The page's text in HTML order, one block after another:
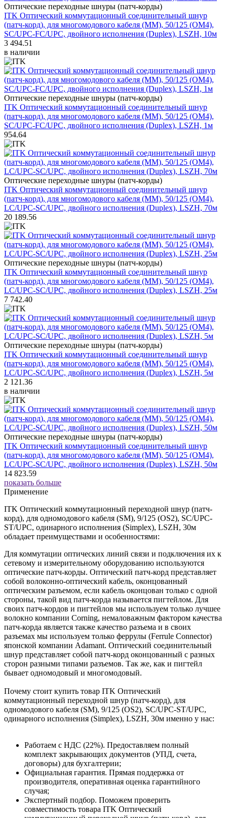
Оптические переходные шнуры (патч-корды)
ITK Оптический коммутационный соединительный шнур
(патч-корд), для многомодового кабеля (MM), 50/125 (OM4),
SC/UPC-FC/UPC, двойного исполнения (Duplex), LSZH, 10м
3 494.51
в наличии
Оптические переходные шнуры (патч-корды)
ITK Оптический коммутационный соединительный шнур
(патч-корд), для многомодового кабеля (MM), 50/125 (OM4),
SC/UPC-FC/UPC, двойного исполнения (Duplex), LSZH, 1м
954.64
Оптические переходные шнуры (патч-корды)
ITK Оптический коммутационный соединительный шнур
(патч-корд), для многомодового кабеля (MM), 50/125 (OM4),
LC/UPC-SC/UPC, двойного исполнения (Duplex), LSZH, 70м
20 189.56
Оптические переходные шнуры (патч-корды)
ITK Оптический коммутационный соединительный шнур
(патч-корд), для многомодового кабеля (MM), 50/125 (OM4),
LC/UPC-SC/UPC, двойного исполнения (Duplex), LSZH, 25м
7 742.40
Оптические переходные шнуры (патч-корды)
ITK Оптический коммутационный соединительный шнур
(патч-корд), для многомодового кабеля (MM), 50/125 (OM4),
LC/UPC-SC/UPC, двойного исполнения (Duplex), LSZH, 5м
2 121.36
в наличии
Оптические переходные шнуры (патч-корды)
ITK Оптический коммутационный соединительный шнур
(патч-корд), для многомодового кабеля (MM), 50/125 (OM4),
LC/UPC-SC/UPC, двойного исполнения (Duplex), LSZH, 50м
14 823.59
показать больше
Применение
ITK Оптический коммутационный переходной шнур (патч-
корд), для одномодового кабеля (SM), 9/125 (OS2), SC/UPC-
ST/UPC, одинарного исполнения (Simplex), LSZH, 30м
обладает преимуществами и особенностями:
Для коммутации оптических линий связи и подключения их к
сетевому и измерительному оборудованию используются
оптические патч-корды. Оптический патч-корд представляет
собой волоконно-оптический кабель, оконцованный
оптическим разъемом, если кабель оконцован только с одной
стороны, такой вид патч-корда называется пигтейлом. Для
своих патч-кордов и пигтейлов мы используем только лучшее
волокно компании Corning, немаловажным фактором качества
патч-корда является также качество разъема и в своих
разъемах мы используем только феррулы (Ferrule Connector)
японской компании Adamant. Оптический соединительный
шнур представляет собой патч-корд оконцованный с разных
сторон разными типами разъемов. Так же, как и пигтейл
бывает одномодовый и многомодовый.
Почему стоит купить товар ITK Оптический
коммутационный переходной шнур (патч-корд), для
одномодового кабеля (SM), 9/125 (OS2), SC/UPC-ST/UPC,
одинарного исполнения (Simplex), LSZH, 30м именно у нас:
Работаем с НДС (22%). Предоставляем полный
комплект закрывающих документов (УПД, счета,
договоры) для бухгалтерии;
Официальная гарантия. Прямая поддержка от
производителя, оперативная оценка гарантийного
случая;
Экспертный подбор. Поможем проверить
совместимость товара ITK Оптический